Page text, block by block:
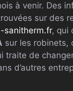
à venir. Des
sur des
sanitherm.fr, qui
sur les robinets,
traite de
d’autres